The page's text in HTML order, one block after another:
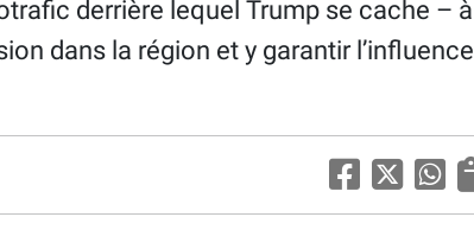
derrière lequel Trump se cache – à
dans la région et y garantir l’influence